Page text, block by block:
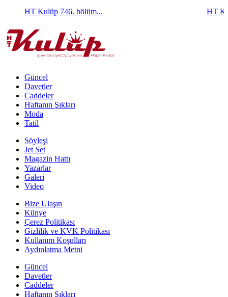
HT Kulüp 746. bölüm...
HT
Güncel
Davetler
Caddeler
Haftanın Şıkları
Moda
Tatil
Söyleşi
Jet Set
Magazin Hattı
Yazarlar
Galeri
Video
Bize Ulaşın
Künye
Çerez Politikası
Gizlilik ve KVK Politikası
Kullanım Koşulları
Aydınlatma Metni
Güncel
Davetler
Caddeler
Haftanın Şıkları